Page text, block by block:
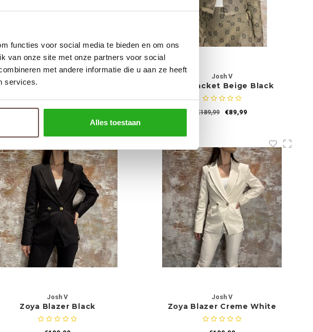
functies voor social media te bieden en om ons
van onze site met onze partners voor social
met andere informatie die u aan ze heeft
services.
Alles toestaan
Loja Blazer Hazelnut
Josh V
Remi jacket Beige Black
€189,99 €89,99
Josh V
Zoya Blazer Black
Josh V
Zoya Blazer Creme White